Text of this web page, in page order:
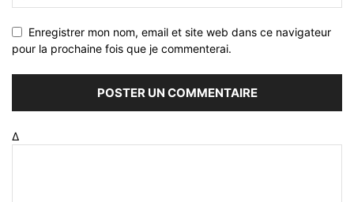
Enregistrer mon nom, email et site web dans ce navigateur
pour la prochaine fois que je commenterai.
Δ